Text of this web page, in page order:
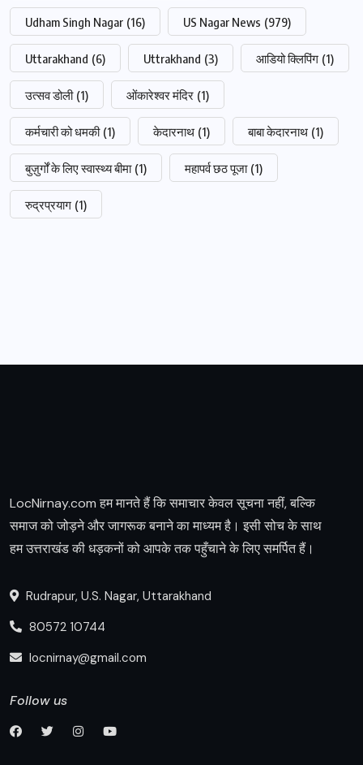
Udham Singh Nagar (16) US Nagar News (979)
Uttarakhand (6) Uttrakhand (3) आडियो क्लिपिंग (1)
उत्सव डोली (1) ओंकारेश्वर मंदिर (1)
कर्मचारी को धमकी (1) केदारनाथ (1) बाबा केदारनाथ (1)
बुज़ुर्गों के लिए स्वास्थ्य बीमा (1) महापर्व छठ पूजा (1)
रुद्रप्रयाग (1)
LocNirnay.com हम मानते हैं कि समाचार केवल सूचना नहीं, बल्कि
समाज को जोड़ने और जागरूक बनाने का माध्यम है। इसी सोच के साथ
हम उत्तराखंड की धड़कनों को आपके तक पहुँचाने के लिए समर्पित हैं।
Rudrapur, U.S. Nagar, Uttarakhand
80572 10744
locnirnay@gmail.com
Follow us